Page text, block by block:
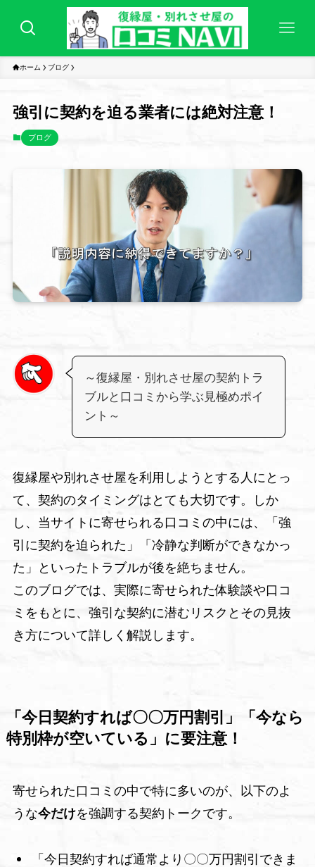
ホーム ブログ
強引に契約を迫る業者には絶対注意！
ブログ
～復縁屋・別れさせ屋の契約トラ
ブルと口コミから学ぶ見極めポイ
ント～
復縁屋や別れさせ屋を利用しようとする人にとっ
て、契約のタイミングはとても大切です。しか
し、当サイトに寄せられる口コミの中には、「強
引に契約を迫られた」「冷静な判断ができなかっ
た」といったトラブルが後を絶ちません。
このブログでは、実際に寄せられた体験談や口コ
ミをもとに、強引な契約に潜むリスクとその見抜
き方について詳しく解説します。
「今日契約すれば〇〇万円割引」「今なら
特別枠が空いている」に要注意！
寄せられた口コミの中で特に多いのが、以下のよ
うな今だけを強調する契約トークです。
「今日契約すれば通常より〇〇万円割引できま